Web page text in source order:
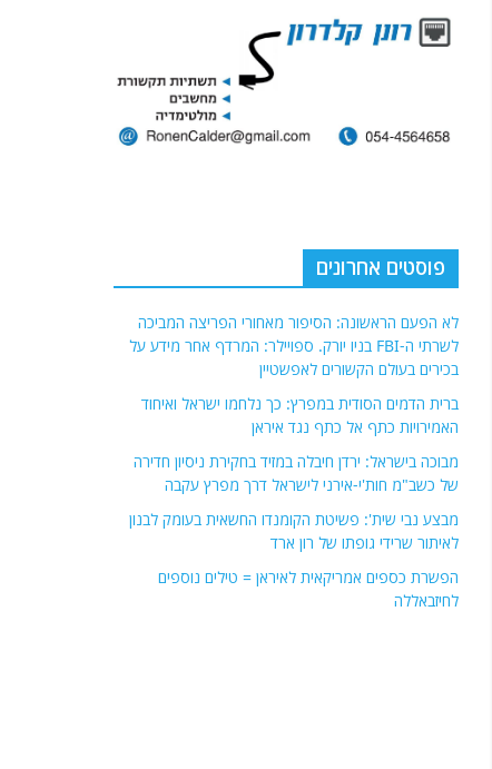
פוסטים אחרונים
לא הפעם הראשונה: הסיפור מאחורי הפריצה המביכה
לשרתי ה-FBI בניו יורק. ספויילר: המרדף אחר מידע על
בכירים בעולם הקשורים לאפשטיין
ברית הדמים הסודית במפרץ: כך נלחמו ישראל ואיחוד
האמירויות כתף אל כתף נגד איראן
מבוכה בישראל: ירדן חיבלה במזיד בחקירת ניסיון חדירה
של כשב"מ חות'י-אירני לישראל דרך מפרץ עקבה
מבצע נבי שית': פשיטת הקומנדו החשאית בעומק לבנון
לאיתור שרידי גופתו של רון ארד
הפשרת כספים אמריקאית לאיראן = טילים נוספים
לחיזבאללה